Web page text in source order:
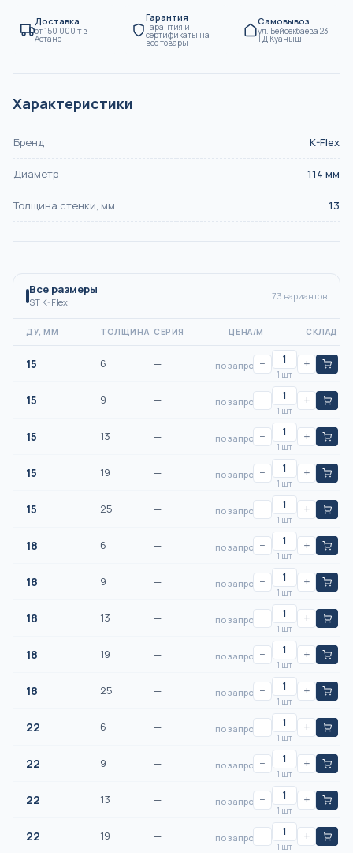
Доставка
от150 000 ₸в
Астане
Гарантия
Гарантия и
сертификаты на
все товары
Самовывоз
ул. Бейсекбаева 23,
ТД Куаныш
Характеристики
Бренд K-Flex
Диаметр 114 мм
Толщина стенки, мм 13
Все размеры
ST K-Flex
73 вариантов
ДУ, ММ ТОЛЩИНА СЕРИЯ ЦЕНА/М СКЛАД
15 6 — по запросу−
1 шт
+
15 9 — по запросу−
1 шт
+
15 13 — по запросу−
1 шт
+
15 19 — по запросу−
1 шт
+
15 25 — по запросу−
1 шт
+
18 6 — по запросу−
1 шт
+
18 9 — по запросу−
1 шт
+
18 13 — по запросу−
1 шт
+
18 19 — по запросу−
1 шт
+
18 25 — по запросу−
1 шт
+
22 6 — по запросу−
1 шт
+
22 9 — по запросу−
1 шт
+
22 13 — по запросу−
1 шт
+
22 19 — по запросу−
1 шт
+